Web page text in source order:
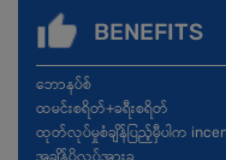
BENEFITS
ဘောနပ်စ်
ထမင်းစရိတ်+ခရီးစရိတ်
ထုတ်လုပ်မှုစံချိန်ပြည့်မှီပါက
အချိန်ပိုလုပ်အားခ